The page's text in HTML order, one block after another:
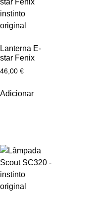
Lanterna E-
star Fenix
46,00 €
Adicionar